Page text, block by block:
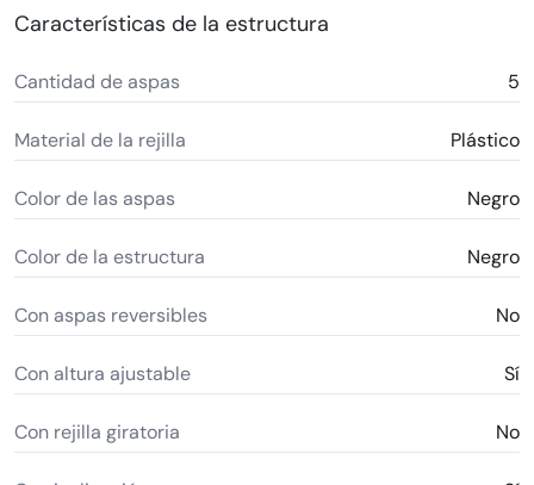
Características de la estructura
Cantidad de aspas 5
Material de la rejilla Plástico
Color de las aspas Negro
Color de la estructura Negro
Con aspas reversibles No
Con altura ajustable Sí
Con rejilla giratoria No